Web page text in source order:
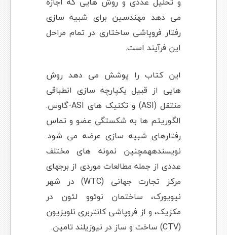
می دهد مهندسین برای شبیه سازی
رفتار فروپاشی ساختاری در تمام مراحل
این فرآیند است.
این کتاب را پوشش می دهد روش
هایی از قبیل یکپارچه سازی انطباقی
منتقل (ASI) و تکنیک های ASI-گاوس.
الگوریتم ها به شکستگی عضو و تماس
رفتارهای شبیه سازی عرضه می شود.
نویسندههمچنین نمونه های مختلف
عددی از جمله مطالعات موردی از برجهای
مرکز تجارت جهانی (WTC) در شهر
نیویورک، ساختمان نوئوو لئون در
مکزیک، و از فروپاشی کانتربری تلویزیون
(CTV) ساخت و ساز در نیوزیلند تامین.